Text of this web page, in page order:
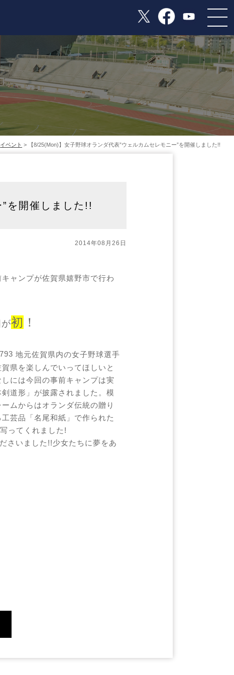
イベント > 【8/25(Mon)】女子野球オランダ代表”ウェルカムセレモニー”を開催しました!!
を開催しました!!
2014年08月26日
ャンプが佐賀県嬉野市で行わ
初 ！
地元佐賀県内の女子野球選手
県を楽しんでいってほしいと
には今回の事前キャンプは実
道形」が披露されました。模
ムからはオランダ伝統の贈り
芸品「名尾和紙」で作られた
ってくれました!
さいました!!少女たちに夢をあ